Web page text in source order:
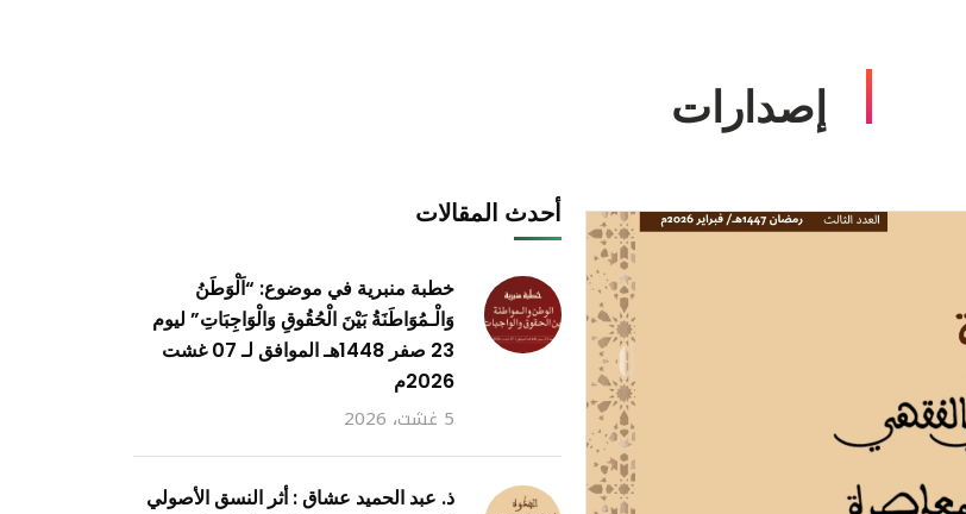
إصدارات
أحدث المقالات
خطبة منبرية في موضوع: “اَلْوَطَنُ
وَالْـمُوَاطَنَةُ بَيْنَ الْحُقُوقِ وَالْوَاجِبَاتِ” ليوم
23 صفر 1448هـ الموافق لـ 07 غشت
2026م
5 غشت، 2026
ذ. عبد الحميد عشاق : أثر النسق الأصولي